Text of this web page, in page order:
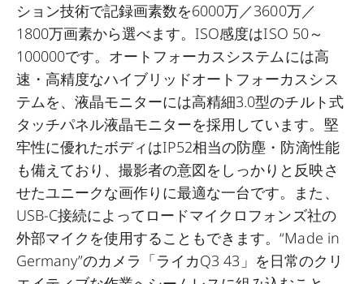
ション技術で記録画素数を6000万／3600万／
1800万画素から選べます。ISO感度はISO 50～
100000です。オートフォーカスシステムには高
速・高精度なハイブリッドオートフォーカスシス
テムを、液晶モニターには高精細3.0型のチルト式
タッチパネル液晶モニターを採用しています。堅
牢性に優れたボディはIP52相当の防塵・防滴性能
も備えており、撮影者の意図をしっかりと反映さ
せたユニークな画作りに最適な一台です。また、
USB-C接続によってロードマイクロフォンズ社の
外部マイクを使用することもできます。“Made in
Germany”のカメラ「ライカQ3 43」を日常のクリ